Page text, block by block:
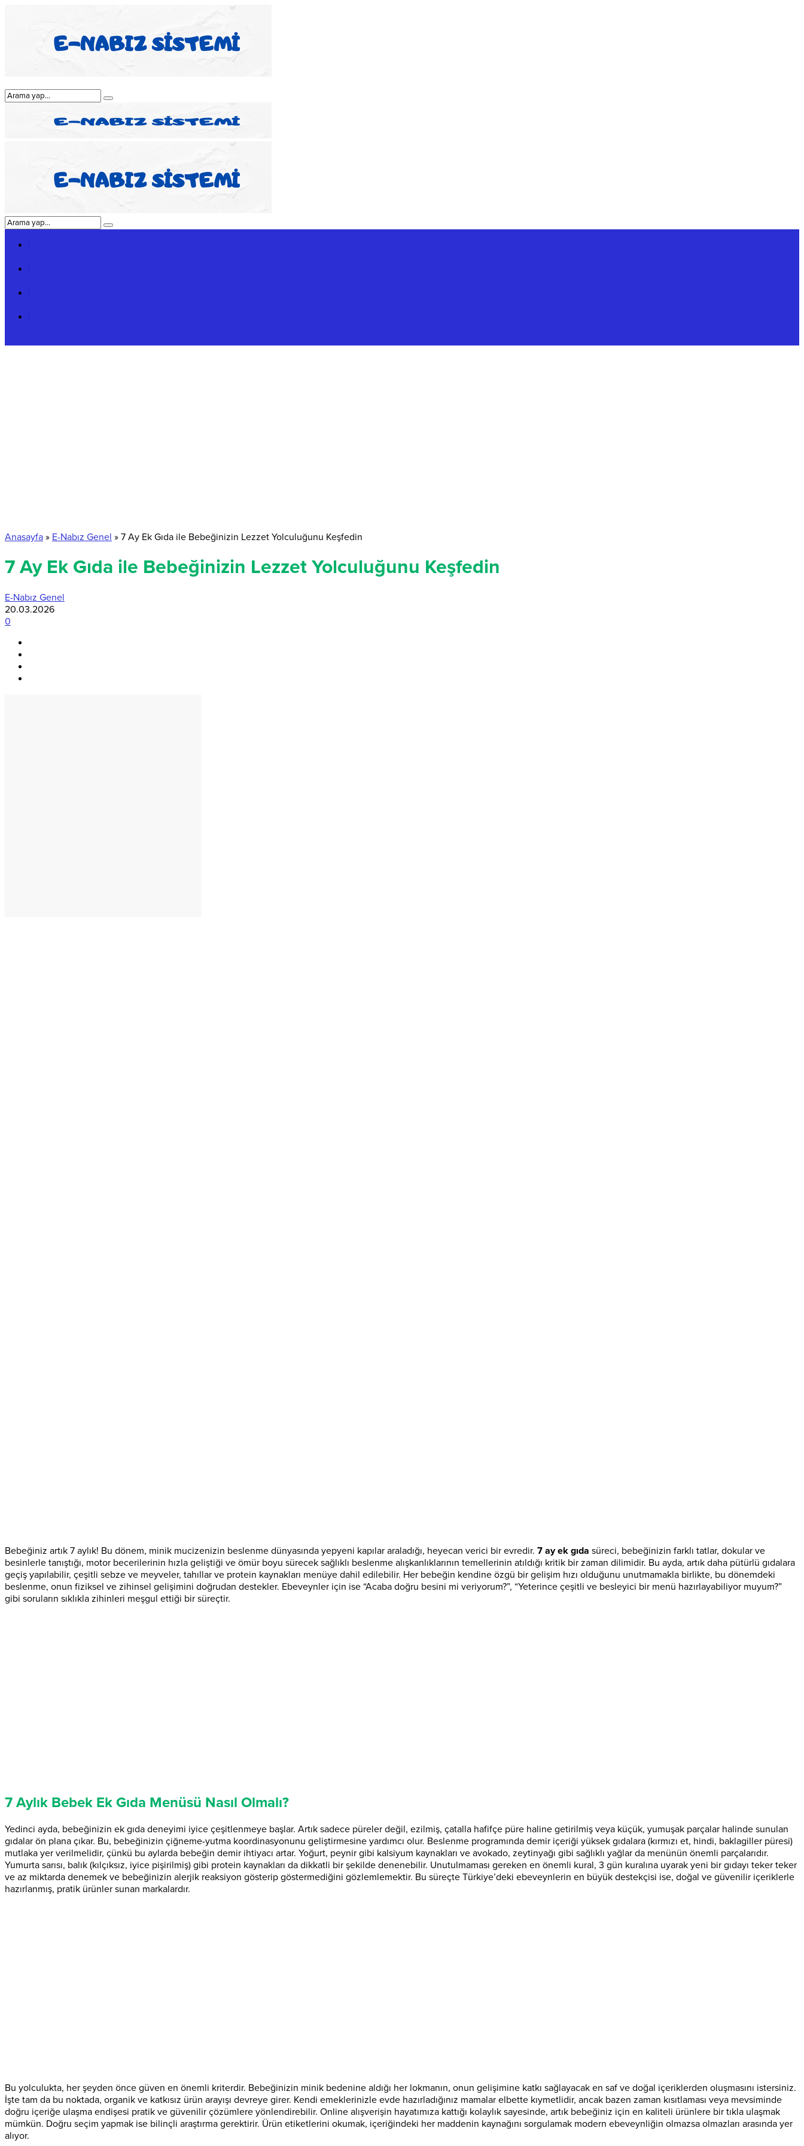
Anasayfa » E-Nabız Genel » 7 Ay Ek Gıda ile Bebeğinizin Lezzet Yolculuğunu Keşfedin
7 Ay Ek Gıda ile Bebeğinizin Lezzet Yolculuğunu Keşfedin
E-Nabız Genel
20.03.2026
0
Bebeğiniz artık 7 aylık! Bu dönem, minik mucizenizin beslenme dünyasında yepyeni kapılar araladığı, heyecan verici bir evredir. 7 ay ek gıda süreci, bebeğinizin farklı tatlar, dokular ve
besinlerle tanıştığı, motor becerilerinin hızla geliştiği ve ömür boyu sürecek sağlıklı beslenme alışkanlıklarının temellerinin atıldığı kritik bir zaman dilimidir. Bu ayda, artık daha pütürlü gıdalara
geçiş yapılabilir, çeşitli sebze ve meyveler, tahıllar ve protein kaynakları menüye dahil edilebilir. Her bebeğin kendine özgü bir gelişim hızı olduğunu unutmamakla birlikte, bu dönemdeki
beslenme, onun fiziksel ve zihinsel gelişimini doğrudan destekler. Ebeveynler için ise “Acaba doğru besini mi veriyorum?”, “Yeterince çeşitli ve besleyici bir menü hazırlayabiliyor muyum?”
gibi soruların sıklıkla zihinleri meşgul ettiği bir süreçtir.
7 Aylık Bebek Ek Gıda Menüsü Nasıl Olmalı?
Yedinci ayda, bebeğinizin ek gıda deneyimi iyice çeşitlenmeye başlar. Artık sadece püreler değil, ezilmiş, çatalla hafifçe püre haline getirilmiş veya küçük, yumuşak parçalar halinde sunulan
gıdalar ön plana çıkar. Bu, bebeğinizin çiğneme-yutma koordinasyonunu geliştirmesine yardımcı olur. Beslenme programında demir içeriği yüksek gıdalara (kırmızı et, hindi, baklagiller püresi)
mutlaka yer verilmelidir, çünkü bu aylarda bebeğin demir ihtiyacı artar. Yoğurt, peynir gibi kalsiyum kaynakları ve avokado, zeytinyağı gibi sağlıklı yağlar da menünün önemli parçalarıdır.
Yumurta sarısı, balık (kılçıksız, iyice pişirilmiş) gibi protein kaynakları da dikkatli bir şekilde denenebilir. Unutulmaması gereken en önemli kural, 3 gün kuralına uyarak yeni bir gıdayı teker teker
ve az miktarda denemek ve bebeğinizin alerjik reaksiyon gösterip göstermediğini gözlemlemektir. Bu süreçte Türkiye’deki ebeveynlerin en büyük destekçisi ise, doğal ve güvenilir içeriklerle
hazırlanmış, pratik ürünler sunan markalardır.
Bu yolculukta, her şeyden önce güven en önemli kriterdir. Bebeğinizin minik bedenine aldığı her lokmanın, onun gelişimine katkı sağlayacak en saf ve doğal içeriklerden oluşmasını istersiniz.
İşte tam da bu noktada, organik ve katkısız ürün arayışı devreye girer. Kendi emeklerinizle evde hazırladığınız mamalar elbette kıymetlidir, ancak bazen zaman kısıtlaması veya mevsiminde
doğru içeriğe ulaşma endişesi pratik ve güvenilir çözümlere yönlendirebilir. Online alışverişin hayatımıza kattığı kolaylık sayesinde, artık bebeğiniz için en kaliteli ürünlere bir tıkla ulaşmak
mümkün. Doğru seçim yapmak ise bilinçli araştırma gerektirir. Ürün etiketlerini okumak, içeriğindeki her maddenin kaynağını sorgulamak modern ebeveynliğin olmazsa olmazları arasında yer
alıyor.